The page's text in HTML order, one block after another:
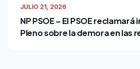
JULIO 21, 2026
NP PSOE – El PSOE
Pleno sobre la demora en las